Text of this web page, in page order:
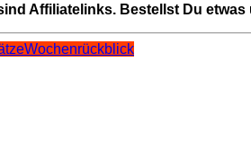
Affiliatelinks. Bestellst Du
Wochenrückblick